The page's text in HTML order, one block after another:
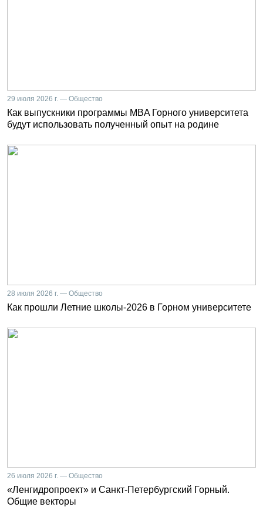
29 июля 2026 г. — Общество
Как выпускники программы MBA Горного университета
будут использовать полученный опыт на родине
28 июля 2026 г. — Общество
Как прошли Летние школы-2026 в Горном университете
26 июля 2026 г. — Общество
«Ленгидропроект» и Санкт-Петербургский Горный.
Общие векторы